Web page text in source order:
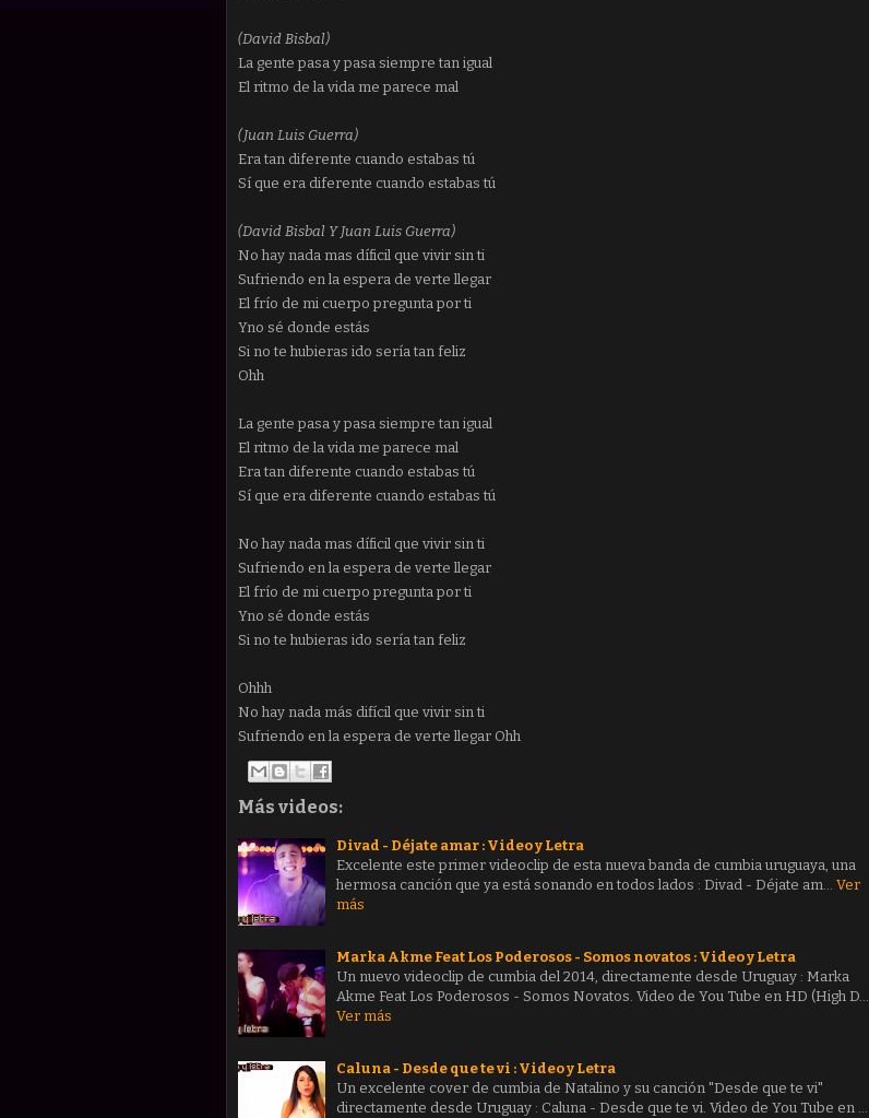
(David Bisbal)
La gente pasa y pasa siempre tan igual
El ritmo de la vida me parece mal
(Juan Luis Guerra)
Era tan diferente cuando estabas tú
Sí que era diferente cuando estabas tú
(David Bisbal Y Juan Luis Guerra)
No hay nada mas díficil que vivir sin ti
Sufriendo en la espera de verte llegar
El frío de mi cuerpo pregunta por ti
Yno sé donde estás
Si no te hubieras ido sería tan feliz
Ohh
La gente pasa y pasa siempre tan igual
El ritmo de la vida me parece mal
Era tan diferente cuando estabas tú
Sí que era diferente cuando estabas tú
No hay nada mas díficil que vivir sin ti
Sufriendo en la espera de verte llegar
El frío de mi cuerpo pregunta por ti
Yno sé donde estás
Si no te hubieras ido sería tan feliz
Ohhh
No hay nada más difícil que vivir sin ti
Sufriendo en la espera de verte llegar Ohh
Más videos:
Divad - Déjate amar : Video y Letra
Excelente este primer videoclip de esta nueva banda de cumbia uruguaya, una
hermosa canción que ya está sonando en todos lados : Divad - Déjate am… Ver
más
Marka Akme Feat Los Poderosos - Somos novatos : Video y Letra
Un nuevo videoclip de cumbia del 2014, directamente desde Uruguay : Marka
Akme Feat Los Poderosos - Somos Novatos. Video de You Tube en HD (High D…
Ver más
Caluna - Desde que te vi : Video y Letra
Un excelente cover de cumbia de Natalino y su canción "Desde que te vi"
directamente desde Uruguay : Caluna - Desde que te vi. Video de You Tube en …